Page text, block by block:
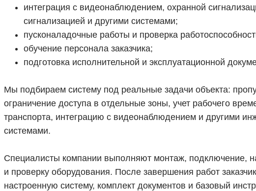
интеграция с видеонаблюдением, охранной
сигнализацией и другими системами;
пусконаладочные работы и проверка
обучение персонала заказчика;
подготовка исполнительной и эксплуатационной
Мы подбираем систему под реальные задачи объекта:
ограничение доступа в отдельные зоны, учет рабочего
транспорта, интеграцию с видеонаблюдением и другими
системами.
Специалисты компании выполняют монтаж, подключение,
и проверку оборудования. После завершения работ
настроенную систему, комплект документов и базовый